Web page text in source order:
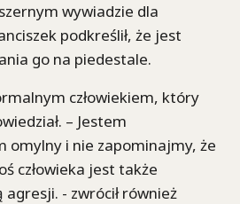
wywiadzie dla
podkreślił, że jest
go na piedestale.
człowiekiem, który
– Jestem
omylny i nie zapominajmy, że
człowieka jest także
- zwrócił również